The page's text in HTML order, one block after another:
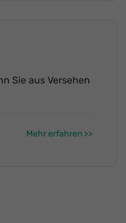
Sie aus Versehen
Mehr erfahren